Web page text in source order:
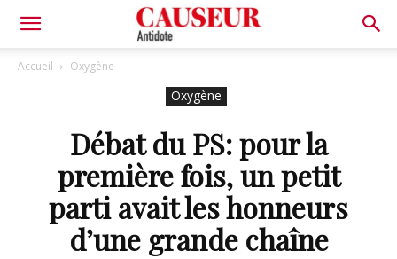
Antidote
Accueil Oxygène
Oxygène
Débat du PS: pour la
première fois, un petit
parti avait les honneurs
d’une grande chaîne